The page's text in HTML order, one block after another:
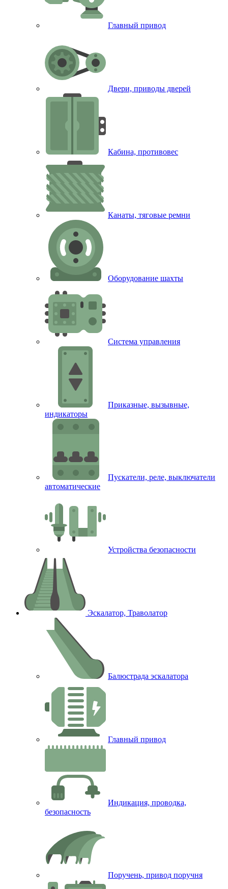
Главный привод
Двери, приводы дверей
Кабина, противовес
Канаты, тяговые ремни
Оборудование шахты
Система управления
Приказные, вызывные,
индикаторы
Пускатели, реле, выключатели
автоматические
Устройства безопасности
Эскалатор, Траволатор
Балюстрада эскалатора
Главный привод
Индикация, проводка,
безопасность
Поручень, привод поручня